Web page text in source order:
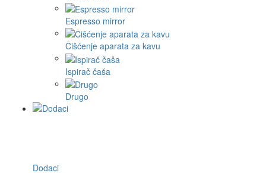
Espresso mirror
Čišćenje aparata za kavu
Ispirač čaša
Drugo
Dodaci